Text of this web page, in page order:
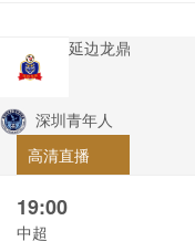
延边龙鼎
深圳青年人
高清直播
19:00
中超